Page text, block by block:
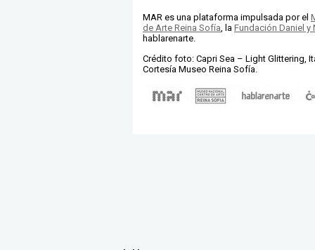
MAR es una plataforma impulsada por el
de Arte Reina Sofía, la Fundación Daniel y
hablarenarte.
Crédito foto: Capri Sea – Light Glittering,
Cortesía Museo Reina Sofía.